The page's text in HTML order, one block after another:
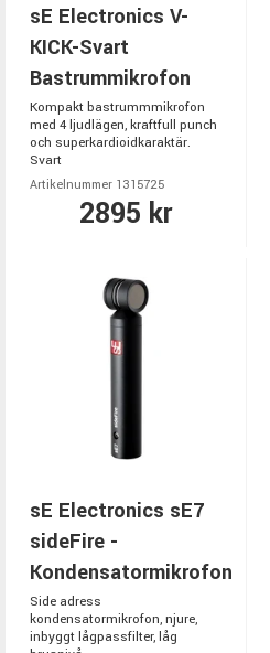
sE Electronics V-
KICK-Svart
Bastrummikrofon
Kompakt bastrummmikrofon
med 4 ljudlägen, kraftfull punch
och superkardioidkaraktär.
Svart
Artikelnummer 1315725
2895 kr
sE Electronics sE7
sideFire -
Kondensatormikrofon
Side adress
kondensatormikrofon, njure,
inbyggt lågpassfilter, låg